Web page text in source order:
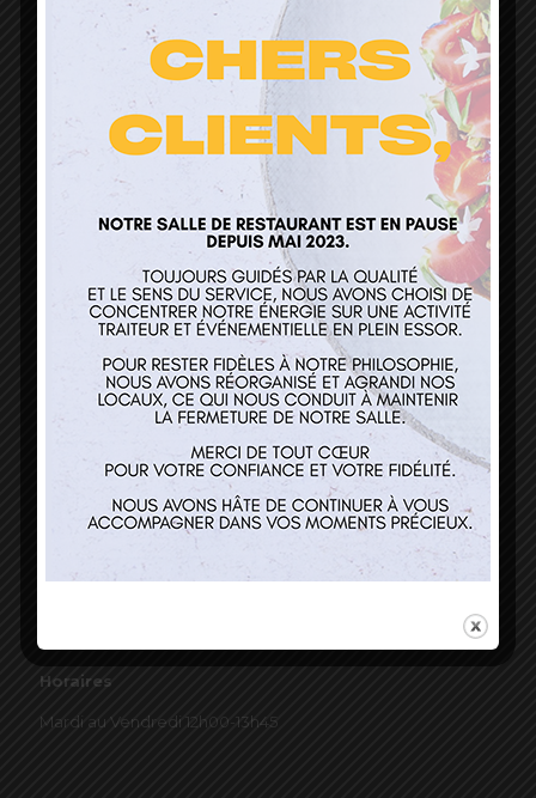
L’Atelier de Guillaume
1 Lieu Dit Sur Les Prés
68160 Sainte Marie Aux Mines
contact@atelierdeguillaume.fr
Nos services
Restaurant
Contact
Horaires
Mardi au Vendredi 12h00-13h45